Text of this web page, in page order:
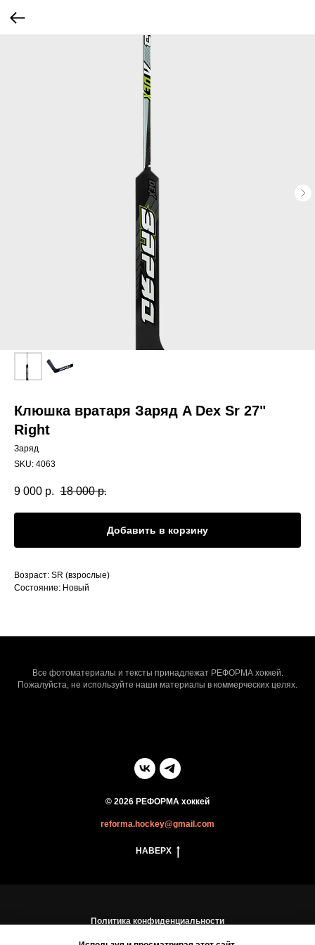
Клюшка вратаря Заряд A Dex Sr 27"
Right
Заряд
SKU: 4063
9 000 р. 18 000 р.
Добавить в корзину
Возраст: SR (взрослые)
Состояние: Новый
Все фотоматериалы и тексты принадлежат РЕФОРМА хоккей.
Пожалуйста, не используйте наши материалы в коммерческих целях.
© 2026 РЕФОРМА хоккей
reforma.hockey@gmail.com
НАВЕРХ
Политика конфиденциальности